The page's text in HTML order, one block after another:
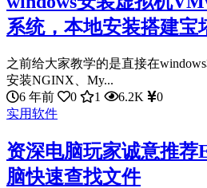
系统，本地安装搭建宝
之前给大家教学的是直接在
安装NGINX、My...
6 年前
0 1 6.2K
0
实用软件
资深电脑玩家诚意推
脑快速查找文件